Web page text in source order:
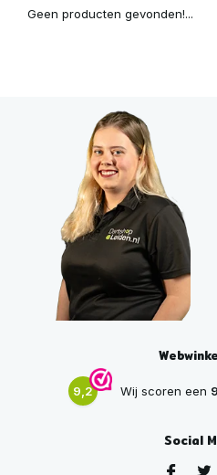
Geen producten gevonden!...
9,2 Wij scoren een
Social